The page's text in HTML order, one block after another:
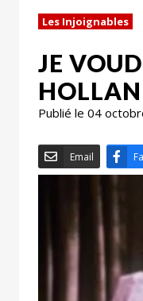
Les Injoignables
JE
Publié le 04